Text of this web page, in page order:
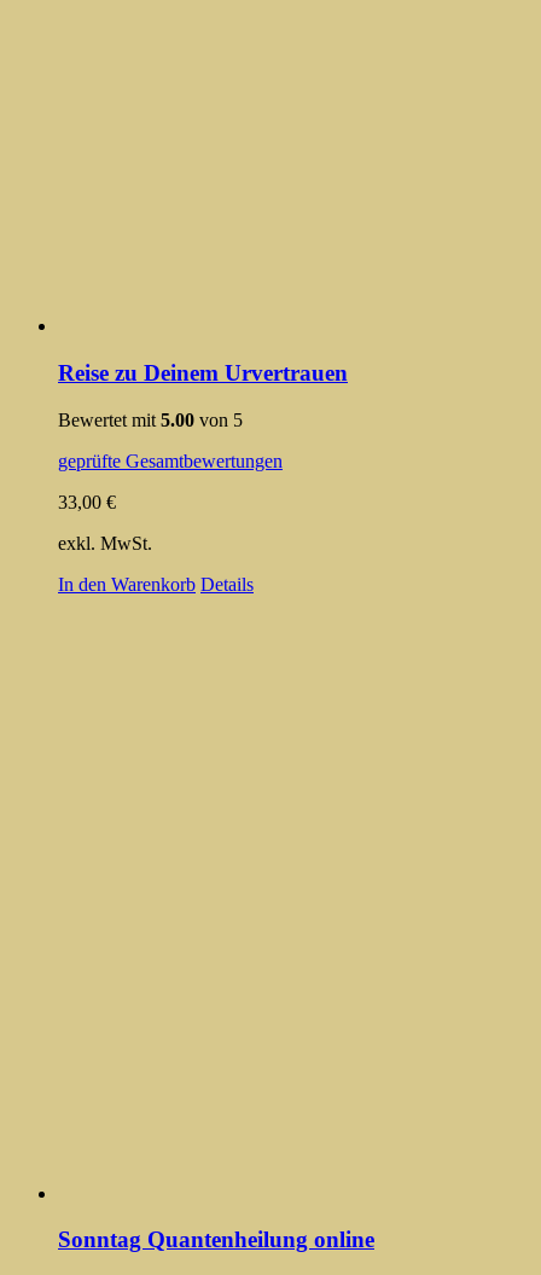
Reise zu Deinem Urvertrauen
Bewertet mit 5.00 von 5
geprüfte Gesamtbewertungen
33,00 €
exkl. MwSt.
In den Warenkorb Details
Sonntag Quantenheilung online